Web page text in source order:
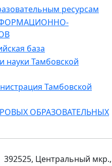
392525, Центральный мкр.,